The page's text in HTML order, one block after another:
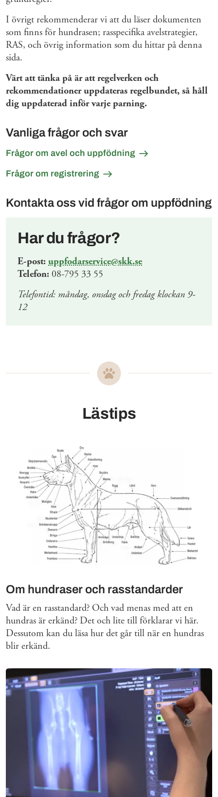
I övrigt rekommenderar vi att du läser dokumenten
som finns för hundrasen; rasspecifika avelstrategier,
RAS, och övrig information som du hittar på denna
sida.
Värt att tänka på är att regelverken och
rekommendationer uppdateras regelbundet, så håll
dig uppdaterad inför varje parning.
Vanliga frågor och svar
Frågor om avel och uppfödning
Frågor om registrering
Kontakta oss vid frågor om uppfödning
Har du frågor?
E-post: uppfodarservice@skk.se
Telefon: 08-795 33 55
Telefontid: måndag, onsdag och fredag klockan 9-
12
Lästips
Om hundraser och rasstandarder
Vad är en rasstandard? Och vad menas med att en
hundras är erkänd? Det och lite till förklarar vi här.
Dessutom kan du läsa hur det går till när en hundras
blir erkänd.